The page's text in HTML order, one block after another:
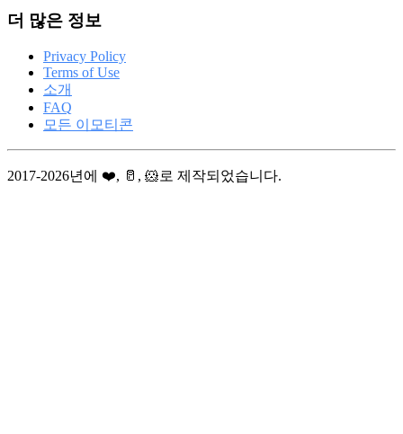
더 많은 정보
Privacy Policy
Terms of Use
소개
FAQ
모든 이모티콘
2017-2026년에 ❤️, 🥛, 🐹로 제작되었습니다.